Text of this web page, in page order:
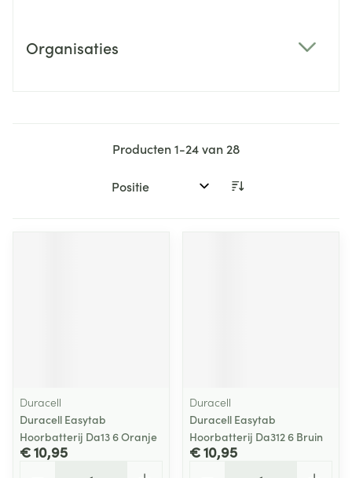
Organisaties
Producten1-24van 28
Sorteer op:
Duracell
Duracell Easytab
Hoorbatterij Da13 6 Oranje
€ 10,95
Duracell
Duracell Easytab
Hoorbatterij Da312 6 Bruin
€ 10,95